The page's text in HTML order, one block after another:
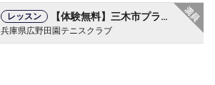
レッスン 【体験無料】三木市プライベートレッスン
兵庫県広野田園テニスクラブ